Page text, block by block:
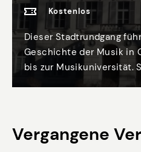
Kostenlos
Dieser Stadtrundgang
Geschichte der Musik in
bis zur Musikuniversität.
Geschichte der Musik in
Vergangene